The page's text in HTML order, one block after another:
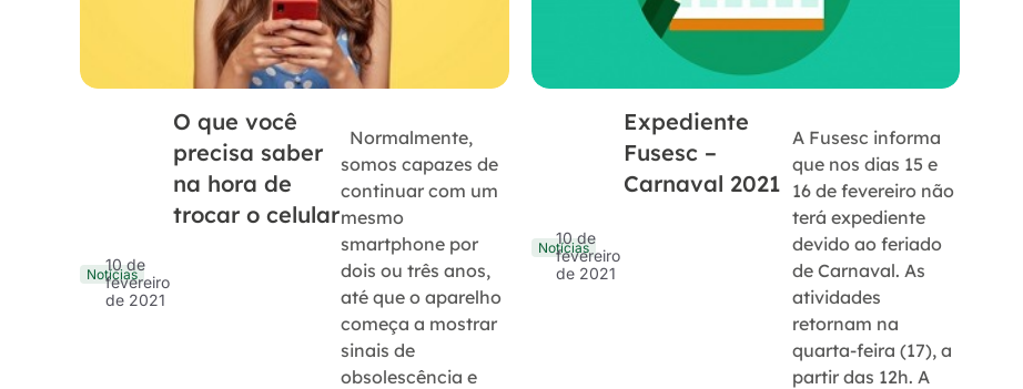
Notícias
10 de
fevereiro
de 2021
O que você
precisa saber
na hora de
trocar o celular
Normalmente,
somos capazes de
continuar com um
mesmo
smartphone por
dois ou três anos,
até que o aparelho
começa a mostrar
sinais de
obsolescência e
Notícias
10 de
fevereiro
de 2021
Expediente
Fusesc –
Carnaval 2021
A Fusesc informa
que nos dias 15 e
16 de fevereiro não
terá expediente
devido ao feriado
de Carnaval. As
atividades
retornam na
quarta-feira (17), a
partir das 12h. A